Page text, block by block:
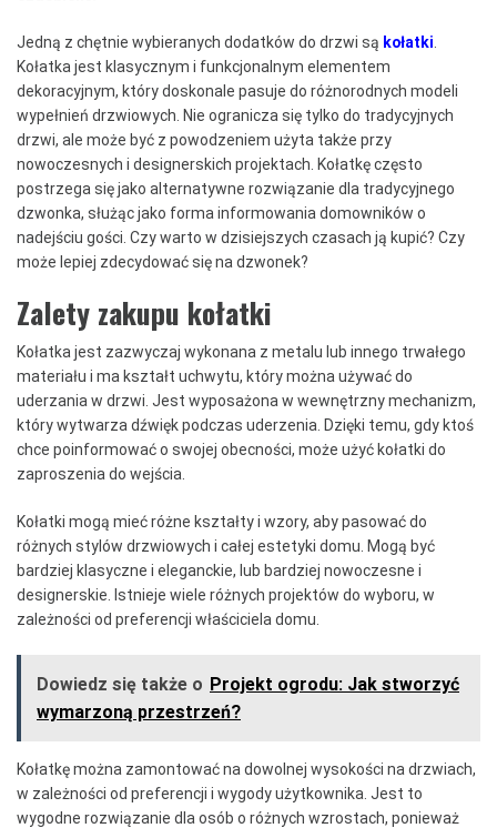
Jedną z chętnie wybieranych dodatków do drzwi są kołatki
Kołatka jest klasycznym i funkcjonalnym elementem
dekoracyjnym, który doskonale pasuje do różnorodnych modeli
wypełnień drzwiowych. Nie ogranicza się tylko do tradycyjnych
drzwi, ale może być z powodzeniem użyta także przy
nowoczesnych i designerskich projektach. Kołatkę często
postrzega się jako alternatywne rozwiązanie dla tradycyjnego
dzwonka, służąc jako forma informowania domowników o
nadejściu gości. Czy warto w dzisiejszych czasach ją kupić? Czy
może lepiej zdecydować się na dzwonek?
Zalety zakupu kołatki
Kołatka jest zazwyczaj wykonana z metalu lub innego trwałego
materiału i ma kształt uchwytu, który można używać do
uderzania w drzwi. Jest wyposażona w wewnętrzny mechanizm,
który wytwarza dźwięk podczas uderzenia. Dzięki temu, gdy ktoś
chce poinformować o swojej obecności, może użyć kołatki do
zaproszenia do wejścia.
Kołatki mogą mieć różne kształty i wzory, aby pasować do
różnych stylów drzwiowych i całej estetyki domu. Mogą być
bardziej klasyczne i eleganckie, lub bardziej nowoczesne i
designerskie. Istnieje wiele różnych projektów do wyboru, w
zależności od preferencji właściciela domu.
Dowiedz się także o Projekt ogrodu: Jak stworzyć
wymarzoną przestrzeń?
Kołatkę można zamontować na dowolnej wysokości na drzwiach,
w zależności od preferencji i wygody użytkownika. Jest to
wygodne rozwiązanie dla osób o różnych wzrostach, ponieważ